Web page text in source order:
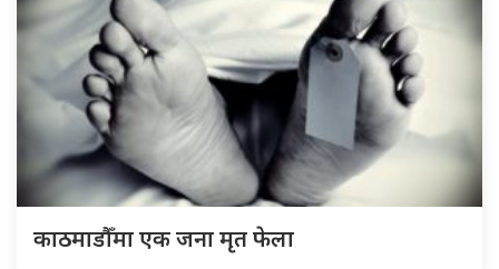
काठमाडौँमा एक जना मृत फेला